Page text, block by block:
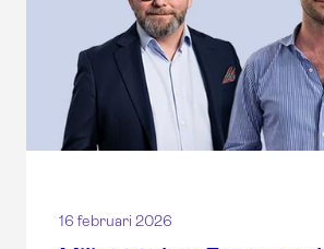
16 februari 2026